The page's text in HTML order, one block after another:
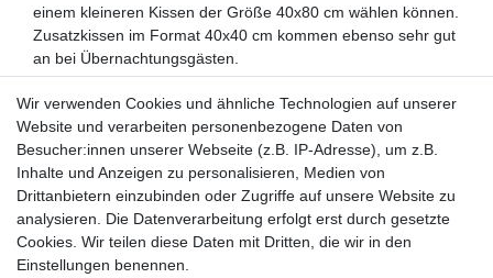
einem kleineren Kissen der Größe 40x80 cm wählen können.
Zusatzkissen im Format 40x40 cm kommen ebenso sehr gut
an bei Übernachtungsgästen.
Natur-Betten – eine natürliche
Energiequelle
Wer seinen Gästen etwas Besonderes bieten will, wählt
Decken und Kissen mit speziellen Natur-Füllungen.
Naturfasern haben eine temperaturausgleichende Wirkung
und verhindern extremes Wärme-/Kälteempfinden. So sind
sie ein Garant für gesunden Schlaf und damit eine echte
Wir verwenden Cookies und ähnliche Technologien auf unserer
Website und verarbeiten personenbezogene Daten von
Besucher:innen unserer Webseite (z.B. IP-Adresse), um z.B.
Inhalte und Anzeigen zu personalisieren, Medien von
Drittanbietern einzubinden oder Zugriffe auf unsere Website zu
analysieren. Die Datenverarbeitung erfolgt erst durch gesetzte
Cookies. Wir teilen diese Daten mit Dritten, die wir in den
Einstellungen benennen.